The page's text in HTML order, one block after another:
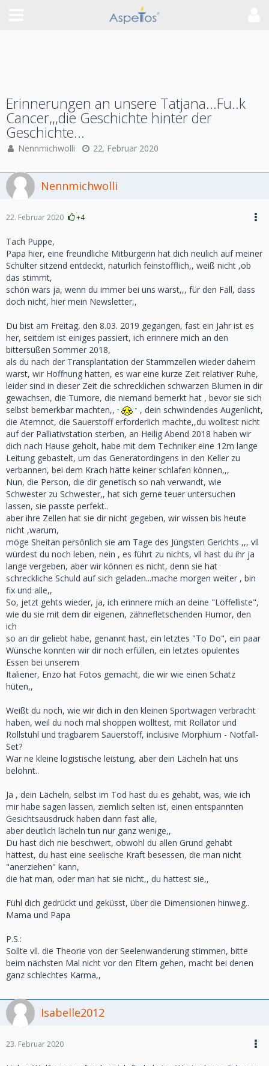
Erinnerungen an unsere Tatjana...Fu..k
Cancer,,,die Geschichte hinter der
Geschichte...
Nennmichwolli 22. Februar 2020
Nennmichwolli
22. Februar 2020 +4
Tach Puppe,
Papa hier, eine freundliche Mitbürgerin hat dich neulich auf meiner
Schulter sitzend entdeckt, natürlich feinstofflich,, weiß nicht ,ob
das stimmt,
schön wärs ja, wenn du immer bei uns wärst,,, für den Fall, dass
doch nicht, hier mein Newsletter,,
Du bist am Freitag, den 8.03. 2019 gegangen, fast ein Jahr ist es
her, seitdem ist einiges passiert, ich erinnere mich an den
bittersüßen Sommer 2018,
als du nach der Transplantation der Stammzellen wieder daheim
warst, wir Hoffnung hatten, es war eine kurze Zeit relativer Ruhe,
leider sind in dieser Zeit die schrecklichen schwarzen Blumen in dir
gewachsen, die Tumore, die niemand bemerkt hat , bevor sie sich
selbst bemerkbar machten,,
, dein schwindendes Augenlicht,
die Atemnot, die Sauerstoff erforderlich machte,,du wolltest nicht
auf der Palliativstation sterben, an Heilig Abend 2018 haben wir
dich nach Hause geholt, habe mit dem Techniker eine 12m lange
Leitung gebastelt, um das Generatordingens in den Keller zu
verbannen, bei dem Krach hätte keiner schlafen können,,,
Nun, die Person, die dir genetisch so nah verwandt, wie
Schwester zu Schwester,, hat sich gerne teuer untersuchen
lassen, sie passte perfekt..
aber ihre Zellen hat sie dir nicht gegeben, wir wissen bis heute
nicht ,warum,
möge Sheitan persönlich sie am Tage des Jüngsten Gerichts ,,, vll
würdest du noch leben, nein , es führt zu nichts, vll hast du ihr ja
lange vergeben, aber wir können es nicht, denn sie hat
schreckliche Schuld auf sich geladen...mache morgen weiter , bin
fix und alle,,
So, jetzt gehts wieder, ja, ich erinnere mich an deine "Löffelliste",
wie du sie mit dem dir eigenen, zähnefletschenden Humor, den
ich
so an dir geliebt habe, genannt hast, ein letztes "To Do", ein paar
Wünsche konnten wir dir noch erfüllen, ein letztes opulentes
Essen bei unserem
Italiener, Enzo hat Fotos gemacht, die wir wie einen Schatz
hüten,,
Weißt du noch, wie wir dich in den kleinen Sportwagen verbracht
haben, weil du noch mal shoppen wolltest, mit Rollator und
Rollstuhl und tragbarem Sauerstoff, inclusive Morphium - Notfall-
Set?
War ne kleine logistische leistung, aber dein Lächeln hat uns
belohnt..
Ja , dein Lächeln, selbst im Tod hast du es gehabt, was, wie ich
mir habe sagen lassen, ziemlich selten ist, einen entspannten
Gesichtsausdruck haben dann fast alle,
aber deutlich lächeln tun nur ganz wenige,,
Du hast dich nie beschwert, obwohl du allen Grund gehabt
hättest, du hast eine seelische Kraft besessen, die man nicht
"anerziehen" kann,
die hat man, oder man hat sie nicht,, du hattest sie,,
Fühl dich gedrückt und geküsst, über die Dimensionen hinweg..
Mama und Papa
P.S.:
Sollte vll. die Theorie von der Seelenwanderung stimmen, bitte
beim nächsten Mal nicht vor den Eltern gehen, macht bei denen
ganz schlechtes Karma,,
Isabelle2012
23. Februar 2020